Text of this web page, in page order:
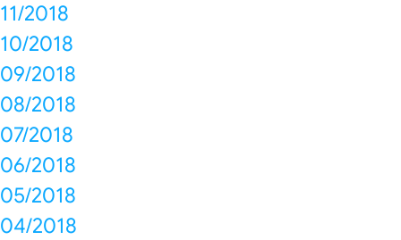
11/2018
10/2018
09/2018
08/2018
07/2018
06/2018
05/2018
04/2018